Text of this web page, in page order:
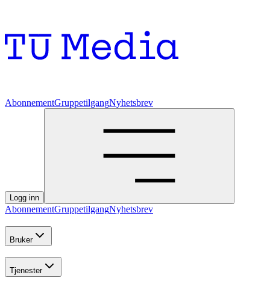
AbonnementGruppetilgangNyhetsbrev
Logg inn
AbonnementGruppetilgangNyhetsbrev
Bruker
Tjenester